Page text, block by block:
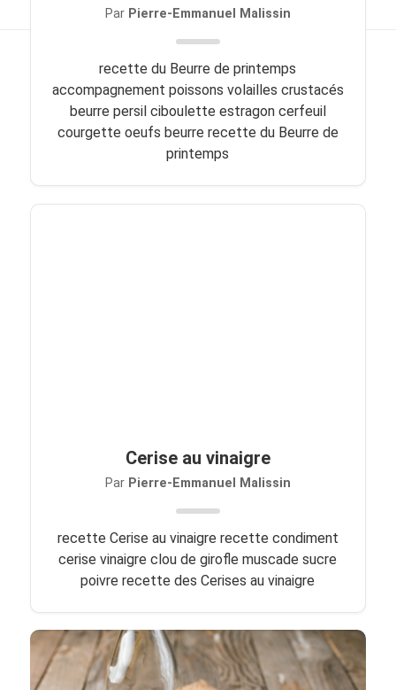
Mes livres
Politique de cookies (UE)
Par Pierre-Emmanuel Malissin
recette du Beurre de printemps
accompagnement poissons volailles crustacés
beurre persil ciboulette estragon cerfeuil
courgette oeufs beurre recette du Beurre de
printemps
Cerise au vinaigre
Par Pierre-Emmanuel Malissin
recette Cerise au vinaigre recette condiment
cerise vinaigre clou de girofle muscade sucre
poivre recette des Cerises au vinaigre